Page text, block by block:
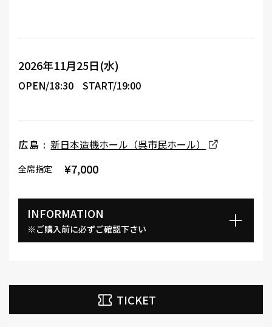
2026年11月25日(水)
OPEN/18:30 START/19:00
広島 : 新日本造機ホール（呉市民ホール）
全席指定 ¥7,000
INFORMATION
※ご購入前に必ずご確認下さい
TICKET